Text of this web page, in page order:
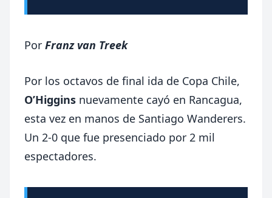
Por Franz van Treek
Por los octavos de final ida de Copa Chile,
O’Higgins nuevamente cayó en Rancagua,
esta vez en manos de Santiago Wanderers.
Un 2-0 que fue presenciado por 2 mil
espectadores.